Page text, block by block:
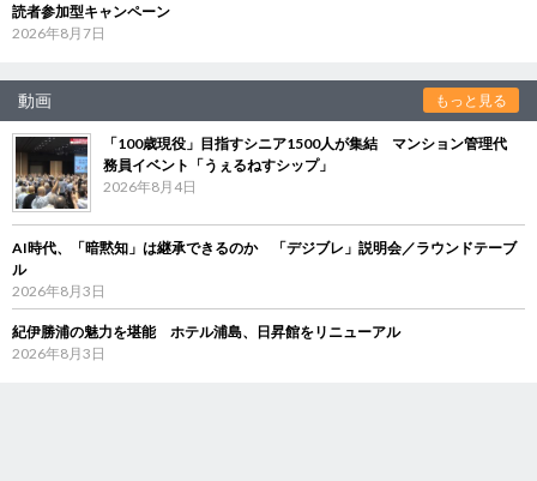
読者参加型キャンペーン
2026年8月7日
動画 もっと見る
「100歳現役」目指すシニア1500人が集結 マンション管理代
務員イベント「うぇるねすシップ」
2026年8月4日
AI時代、「暗黙知」は継承できるのか 「デジブレ」説明会／ラウンドテーブ
ル
2026年8月3日
紀伊勝浦の魅力を堪能 ホテル浦島、日昇館をリニューアル
2026年8月3日